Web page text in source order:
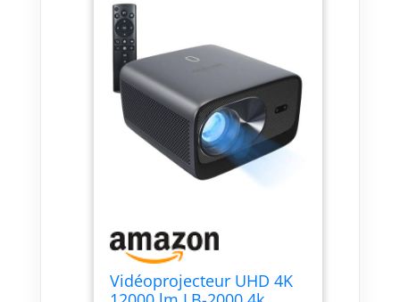
Vidéoprojecteur UHD 4K